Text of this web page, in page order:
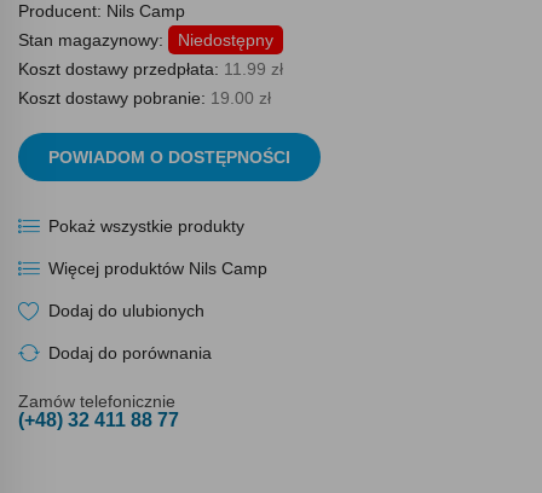
Producent: Nils Camp
Stan magazynowy:
Niedostępny
Koszt dostawy przedpłata: 11.99 zł
Koszt dostawy pobranie: 19.00 zł
POWIADOM O DOSTĘPNOŚCI
Pokaż wszystkie produkty
Więcej produktów Nils Camp
Dodaj do ulubionych
Dodaj do porównania
Zamów telefonicznie
(+48) 32 411 88 77